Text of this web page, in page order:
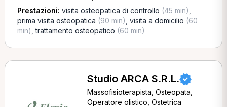
Prestazioni: visita osteopatica di controllo (45 min)
prima visita osteopatica (90 min) visita a domicilio (60
min) ,trattamento osteopatico (60 min)
Studio ARCA S.R.L.
Massofisioterapista, Osteopata,
Operatore olistico, Ostetrica